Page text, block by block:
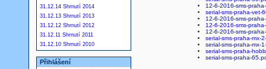
31.12.14 Shrnutí 2014
31.12.13 Shrnutí 2013
31.12.12 Shrnutí 2012
31.12.11 Shrnutí 2011
31.12.10 Shrnutí 2010
Přihlášení
12-6-2016-sms-
serial-sms-praha-vet-
12-6-2016-sms-
12-6-2016-sms-
12-6-2016-sms-
serial-sms-praha-mx-
serial-sms-praha-mx-
serial-sms-praha-
serial-sms-praha-